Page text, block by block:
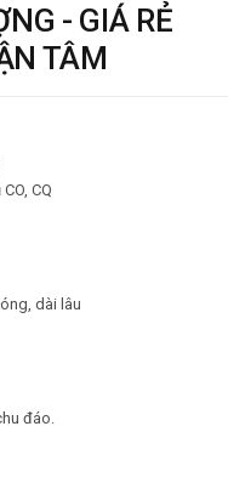
- GIÁ RẺ
TÂM
CQ
dài lâu
đáo.